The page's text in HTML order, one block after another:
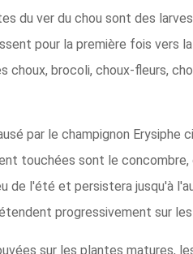
du ver du chou sont des
pour la première fois vers
choux, brocoli, choux-fleurs,
par le champignon
touchées sont le
de l'été et persistera jusqu'à
progressivement sur
sur les plantes matures,